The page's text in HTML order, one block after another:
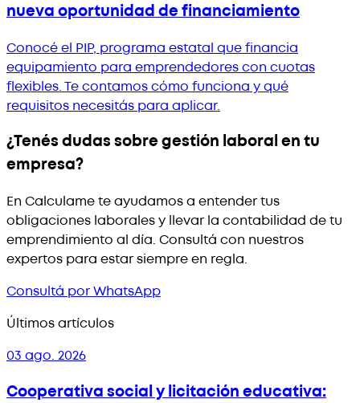
nueva oportunidad de financiamiento
Conocé el PIP, programa estatal que financia
equipamiento para emprendedores con cuotas
flexibles. Te contamos cómo funciona y qué
requisitos necesitás para aplicar.
¿Tenés dudas sobre gestión laboral en tu
empresa?
En Calculame te ayudamos a entender tus
obligaciones laborales y llevar la contabilidad de tu
emprendimiento al día. Consultá con nuestros
expertos para estar siempre en regla.
Consultá por WhatsApp
Últimos artículos
03 ago. 2026
Cooperativa social y licitación educativa: